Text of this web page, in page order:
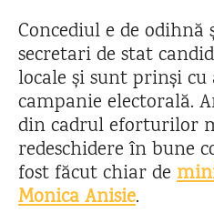
Concediul e de
secretari de stat
locale și sunt prinși
campanie electorală.
din cadrul eforturilor
redeschidere în bune
fost făcut chiar de
Monica Anisie.